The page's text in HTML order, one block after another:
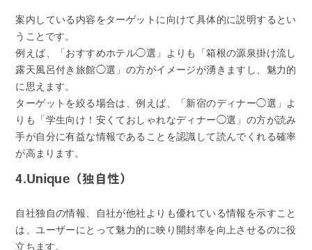
案内している内容をターゲットに向けて具体的に説明するとい
うことです。
例えば、「おすすめホテル◯選」よりも「箱根の源泉掛け流し
露天風呂付き旅館◯選」の方がイメージが湧きますし、魅力的
に思えます。
ターゲットを絞る場合は、例えば、「新宿のディナー◯選」よ
りも「学生向け！安くておしゃれなディナー◯選」の方が読み
手が自分に有益な情報であることを認識して読んでくれる確率
が高まります。
4.Unique（独自性）
自社独自の情報、自社が他社よりも優れている情報を示すこと
は、ユーザーにとって魅力的に映り開封率を向上させるのに役
立ちます。